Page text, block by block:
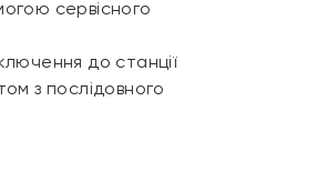
сервісного
до станції
з послідовного